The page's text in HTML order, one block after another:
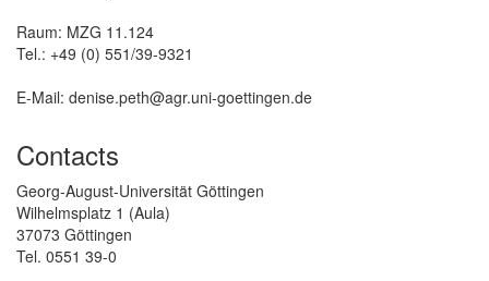
Raum: MZG 11.124
Tel.: +49 (0) 551/39-9321
E-Mail: denise.peth@agr.uni-goettingen.de
Contacts
Georg-August-Universität Göttingen
Wilhelmsplatz 1 (Aula)
37073 Göttingen
Tel. 0551 39-0